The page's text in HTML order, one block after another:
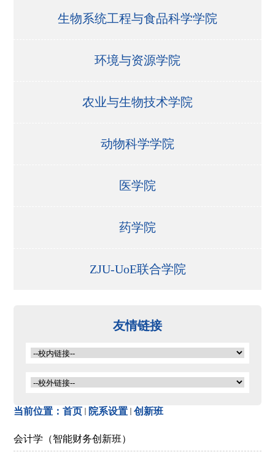
生物系统工程与食品科学学院
环境与资源学院
农业与生物技术学院
动物科学学院
医学院
药学院
ZJU-UoE联合学院
友情链接
当前位置：首页 院系设置 创新班
会计学（智能财务创新班）